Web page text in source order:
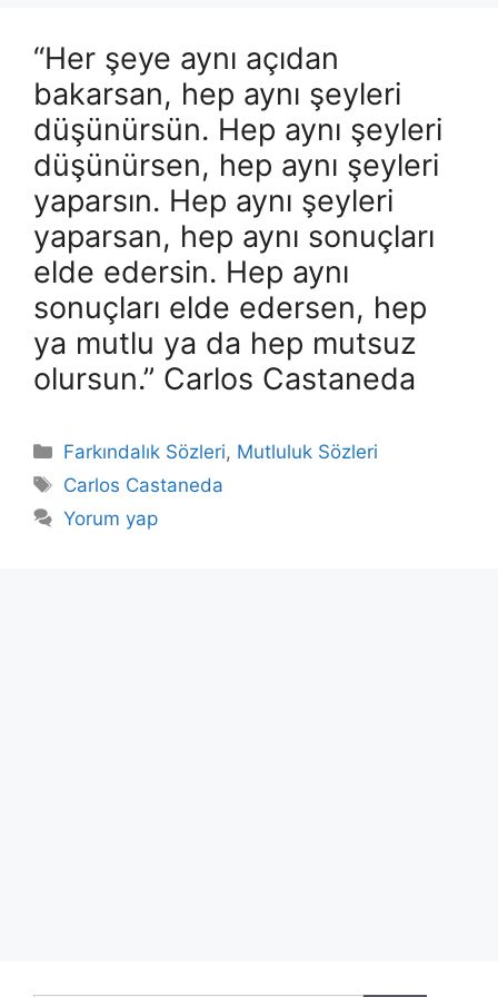
“Her şeye aynı açıdan
bakarsan, hep aynı şeyleri
düşünürsün. Hep aynı şeyleri
düşünürsen, hep aynı şeyleri
yaparsın. Hep aynı şeyleri
yaparsan, hep aynı sonuçları
elde edersin. Hep aynı
sonuçları elde edersen, hep
ya mutlu ya da hep mutsuz
olursun.” Carlos Castaneda
Kategoriler
Farkındalık Sözleri, Mutluluk Sözleri
Etiketler
Carlos Castaneda
Yorum yap